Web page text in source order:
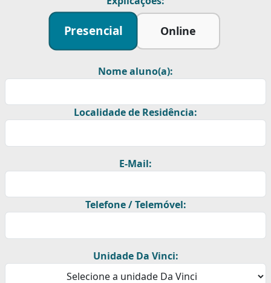
Presencial Online
Nome aluno(a):
Localidade de Residência:
E-Mail:
Telefone / Telemóvel:
Unidade Da Vinci: